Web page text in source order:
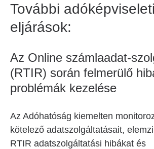
További adóképviseleti
eljárások:
Az Online számlaadat-
(RTIR) során felmerülő
problémák kezelése
Az Adóhatóság kiemelten
kötelező adatszolgáltatásait,
RTIR adatszolgáltatási hibákat és